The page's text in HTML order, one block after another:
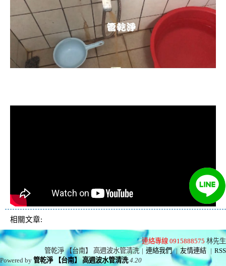
相關文章:
連絡專線 0915888575 林先生
管乾淨 【台南】 高週波水管清洗 | 連絡我們 | 友情連結 | RSS
Powered by管乾淨 【台南】 高週波水管清洗 4.20